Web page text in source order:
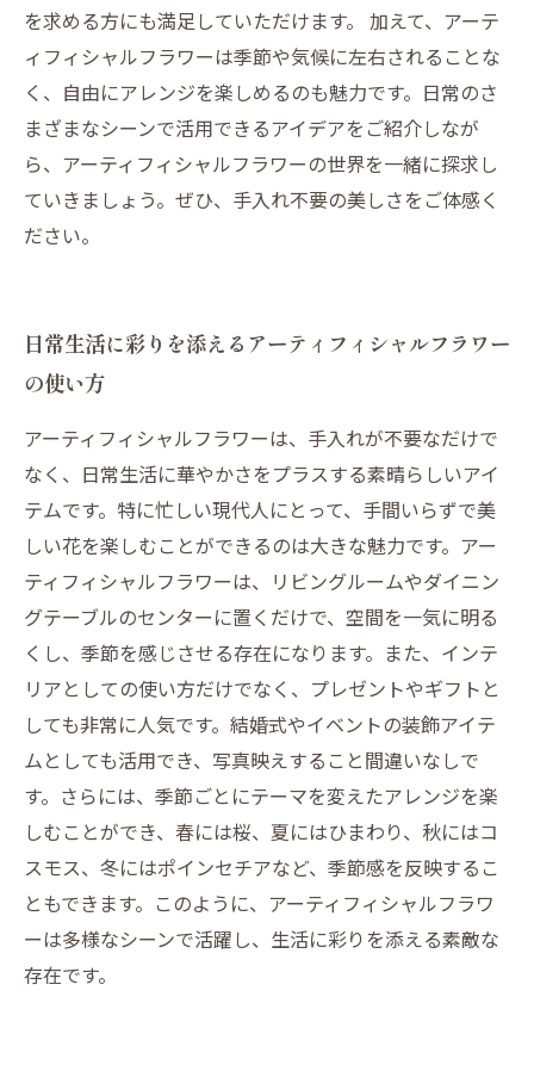
を求める方にも満足していただけます。 加えて、アーテ
ィフィシャルフラワーは季節や気候に左右されることな
く、自由にアレンジを楽しめるのも魅力です。日常のさ
まざまなシーンで活用できるアイデアをご紹介しなが
ら、アーティフィシャルフラワーの世界を一緒に探求し
ていきましょう。ぜひ、手入れ不要の美しさをご体感く
ださい。
日常生活に彩りを添えるアーティフィシャルフラワー
の使い方
アーティフィシャルフラワーは、手入れが不要なだけで
なく、日常生活に華やかさをプラスする素晴らしいアイ
テムです。特に忙しい現代人にとって、手間いらずで美
しい花を楽しむことができるのは大きな魅力です。アー
ティフィシャルフラワーは、リビングルームやダイニン
グテーブルのセンターに置くだけで、空間を一気に明る
くし、季節を感じさせる存在になります。また、インテ
リアとしての使い方だけでなく、プレゼントやギフトと
しても非常に人気です。結婚式やイベントの装飾アイテ
ムとしても活用でき、写真映えすること間違いなしで
す。さらには、季節ごとにテーマを変えたアレンジを楽
しむことができ、春には桜、夏にはひまわり、秋にはコ
スモス、冬にはポインセチアなど、季節感を反映するこ
ともできます。このように、アーティフィシャルフラワ
ーは多様なシーンで活躍し、生活に彩りを添える素敵な
存在です。